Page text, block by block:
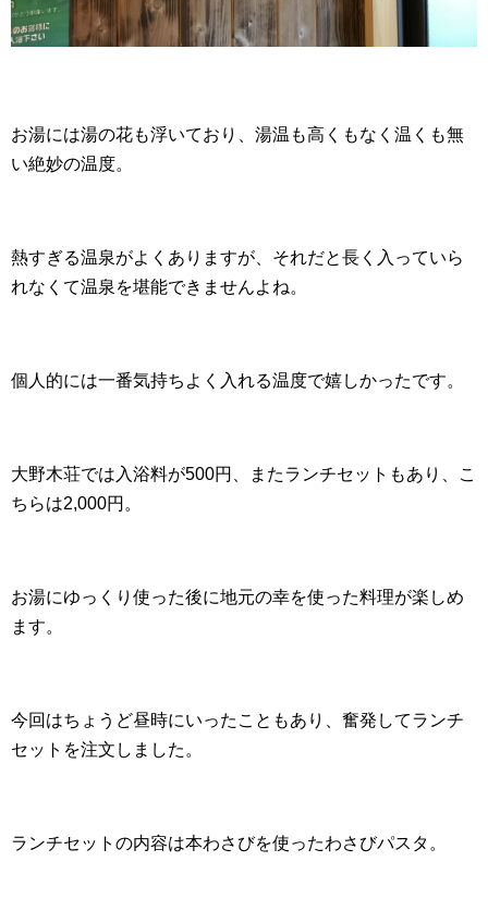
お湯には湯の花も浮いており、湯温も高くもなく温くも無
い絶妙の温度。
熱すぎる温泉がよくありますが、それだと長く入っていら
れなくて温泉を堪能できませんよね。
個人的には一番気持ちよく入れる温度で嬉しかったです。
大野木荘では入浴料が500円、またランチセットもあり、こ
ちらは2,000円。
お湯にゆっくり使った後に地元の幸を使った料理が楽しめ
ます。
今回はちょうど昼時にいったこともあり、奮発してランチ
セットを注文しました。
ランチセットの内容は本わさびを使ったわさびパスタ。